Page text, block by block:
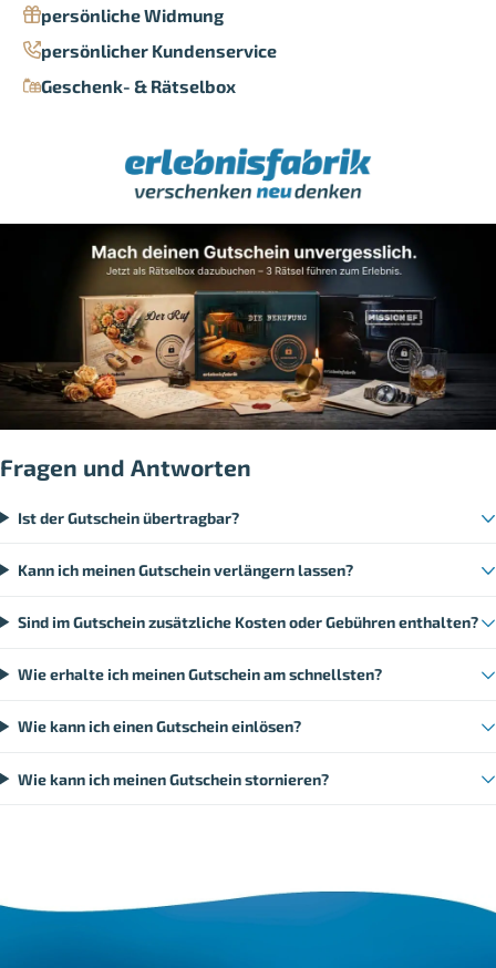
persönliche Widmung
persönlicher Kundenservice
Geschenk- & Rätselbox
Fragen und Antworten
Ist der Gutschein übertragbar?
Kann ich meinen Gutschein verlängern lassen?
Sind im Gutschein zusätzliche Kosten oder Gebühren enthalten?
Wie erhalte ich meinen Gutschein am schnellsten?
Wie kann ich einen Gutschein einlösen?
Wie kann ich meinen Gutschein stornieren?